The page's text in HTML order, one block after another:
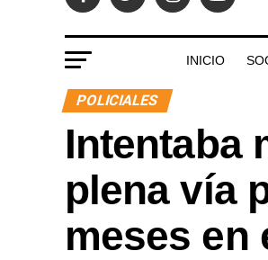
INICIO
POLICIALES
Intentaba
plena vía
meses en